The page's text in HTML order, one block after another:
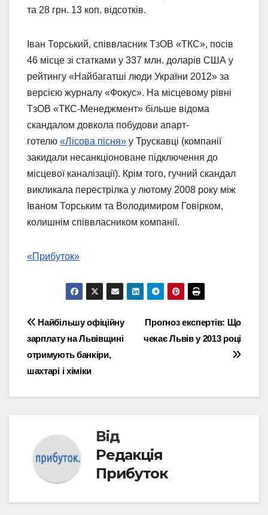
та 28 грн. 13 коп. відсотків.
Іван Торський, співвласник ТзОВ «ТКС», посів
46 місце зі статками у 337 млн. доларів США у
рейтингу «Найбагатші люди України 2012» за
версією журналу «Фокус». На місцевому рівні
ТзОВ «ТКС-Менеджмент» більше відома
скандалом довкола побудови апарт-
готелю «Лісова пісня» у Трускавці (компанії
закидали несанкціоноване підключення до
місцевої каналізації). Крім того, гучний скандал
викликала перестрілка у лютому 2008 року між
Іваном Торським та Володимиром Говірком,
колишнім співвласником компанії.
«Прибуток»
Навігація
записів
Прогноз експертів: Що
чекає Львів у 2013 році
Найбільшу офіційну
зарплату на Львівщині
отримують банкіри,
шахтарі і хіміки
Від
Редакція
Прибуток